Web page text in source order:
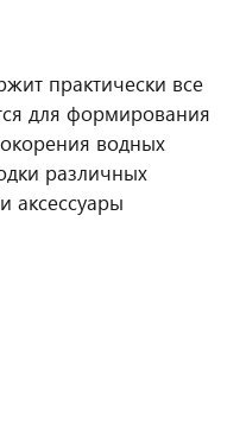
практически все
для формирования
водных
различных
аксессуары